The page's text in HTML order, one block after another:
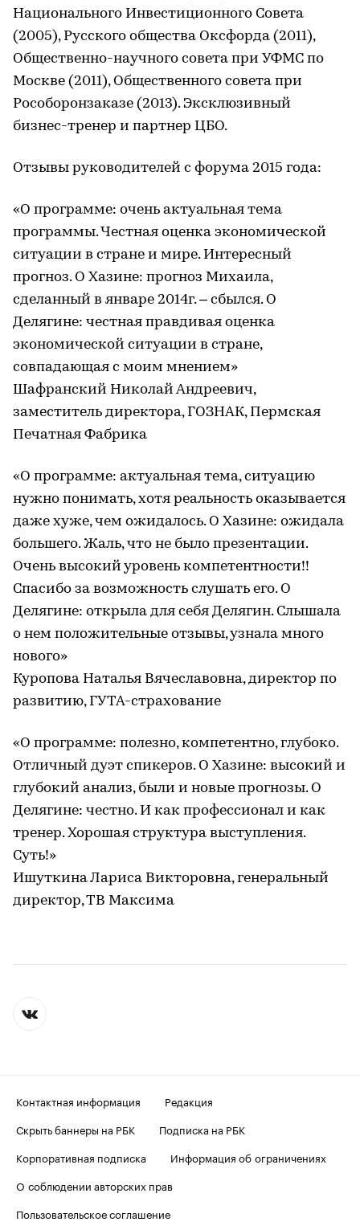
Национального Инвестиционного Совета
(2005), Русского общества Оксфорда (2011),
Общественно-научного совета при УФМС по
Москве (2011), Общественного совета при
Рособоронзаказе (2013). Эксклюзивный
бизнес-тренер и партнер ЦБО.
Отзывы руководителей с форума 2015 года:
«О программе: очень актуальная тема
программы. Честная оценка экономической
ситуации в стране и мире. Интересный
прогноз. О Хазине: прогноз Михаила,
сделанный в январе 2014г. – сбылся. О
Делягине: честная правдивая оценка
экономической ситуации в стране,
совпадающая с моим мнением»
Шафранский Николай Андреевич,
заместитель директора, ГОЗНАК, Пермская
Печатная Фабрика
«О программе: актуальная тема, ситуацию
нужно понимать, хотя реальность оказывается
даже хуже, чем ожидалось. О Хазине: ожидала
большего. Жаль, что не было презентации.
Очень высокий уровень компетентности!!
Спасибо за возможность слушать его. О
Делягине: открыла для себя Делягин. Слышала
о нем положительные отзывы, узнала много
нового»
Куропова Наталья Вячеславовна, директор по
развитию, ГУТА-страхование
«О программе: полезно, компетентно, глубоко.
Отличный дуэт спикеров. О Хазине: высокий и
глубокий анализ, были и новые прогнозы. О
Делягине: честно. И как профессионал и как
тренер. Хорошая структура выступления.
Суть!»
Ишуткина Лариса Викторовна, генеральный
директор, ТВ Максима
Контактная информация
Редакция
Скрыть баннеры на РБК
Подписка на РБК
Корпоративная подписка
Информация об ограничениях
О соблюдении авторских прав
Пользовательское соглашение